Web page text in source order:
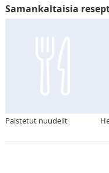
Samankaltaisia
Paistetut nuudelit